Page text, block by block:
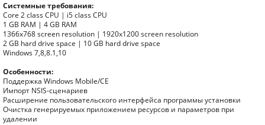
Системные требования:
Core 2 class CPU | i5 class CPU
1 GB RAM | 4 GB RAM
1366x768 screen resolution | 1920x1200 screen resolution
2 GB hard drive space | 10 GB hard drive space
Windows 7,8,8.1,10
Особенности:
Поддержка Windows Mobile/CE
Импорт NSIS-сценариев
Расширение пользовательского интерфейса программы установки
Очистка генерируемых приложением ресурсов и параметров при
удалении